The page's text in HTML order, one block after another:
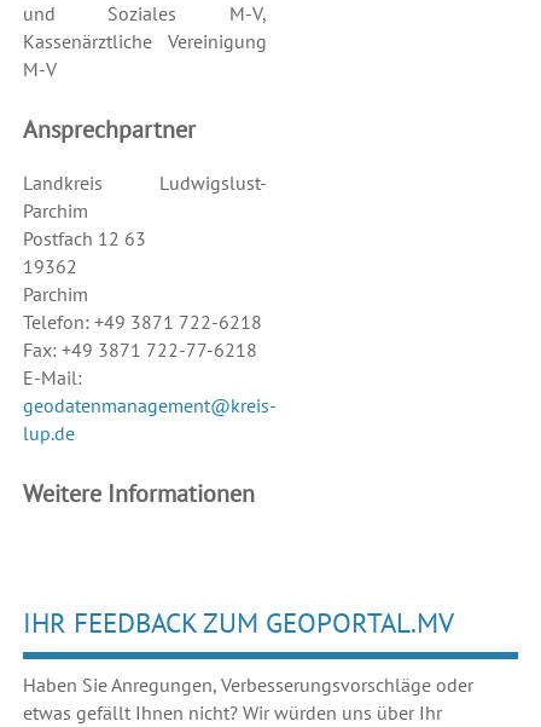
und Soziales M-V,
Kassenärztliche Vereinigung
M-V
Ansprechpartner
Landkreis Ludwigslust-
Parchim
Postfach 12 63
19362
Parchim
Telefon: +49 3871 722-6218
Fax: +49 3871 722-77-6218
E-Mail:
geodatenmanagement@kreis-
lup.de
Weitere Informationen
IHR FEEDBACK ZUM GEOPORTAL.MV
Haben Sie Anregungen, Verbesserungsvorschläge oder
etwas gefällt Ihnen nicht? Wir würden uns über Ihr